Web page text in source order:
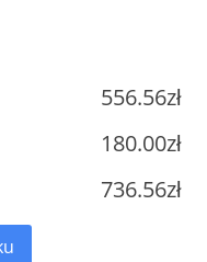
556.56zł
180.00zł
736.56zł